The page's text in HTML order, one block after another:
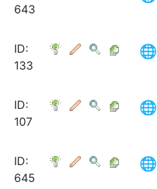
643
ID:
133
ID:
107
ID:
645